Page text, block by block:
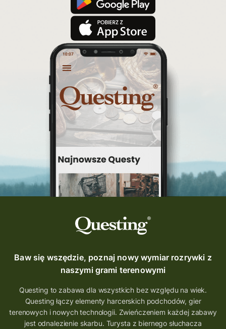
konkurs questy
quest rowerowy
festiwal Questingu
ciekawezwiedzanie
wyprawa po skarb
wycieczki śląskie
Warka
turystyka śląsk
top questy
Tokarnia
śląsk
Ruda Maleniecka
questinggryterenowe
Questing Świętokrzyskie
questing śląskie
Quest Szlak Przygody
przygoda
nowy quest
najlepsze questy
wycieczki
turystyka przygodowa
Szlak Przygody
szkolenie
szkło
scieżka questingowa
questy w Polsce
questujznami
QUESTOMANIA
questing.pl
Quest Koziołek Matołek
gra miejska
co zobaczyć na Śląsku
aplikacja questy
aplikacja gry terenowe
wielkopolskie questy
wakacje z questami
Baw się wszędzie, poznaj nowy wymiar rozrywki z
naszymi grami terenowymi
Questing to zabawa dla wszystkich bez względu na wiek.
Questing łączy elementy harcerskich podchodów, gier
terenowych i nowych technologii. Zwieńczeniem każdej zabawy
jest odnalezienie skarbu. Turysta z biernego słuchacza